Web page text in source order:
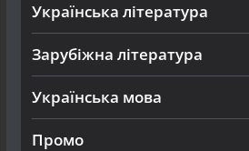
Українська література
Зарубіжна література
Українська мова
Промо